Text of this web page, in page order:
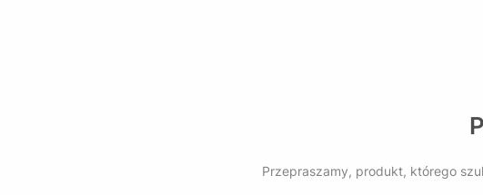
Przepraszamy, produkt, którego